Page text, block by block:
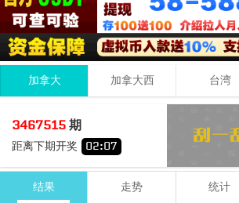
加拿大 加拿大西 台湾
3467515期
距离下期开奖 02:07
3 + 2
期号
结果 走势 统计